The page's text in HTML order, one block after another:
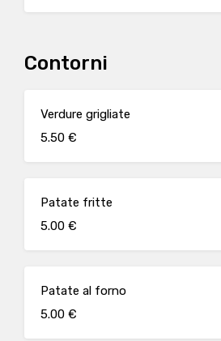
Contorni
Verdure grigliate
5.50 €
Patate fritte
5.00 €
Patate al forno
5.00 €